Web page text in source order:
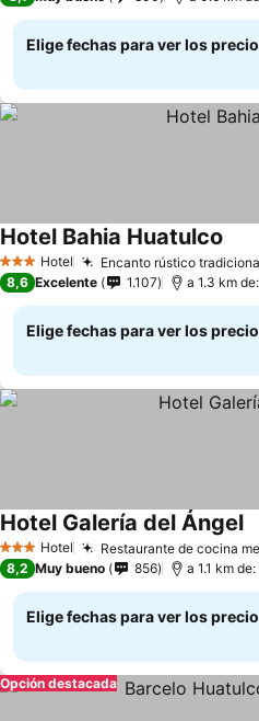
Elige fechas para ver los
3 Estrellas
Hotel Encanto rústico
Hotel Bahia Huatulco
8,6 Excelente 1.107 a 1.3 km
Elige fechas para ver los
3 Estrellas
Hotel Restaurante de cocina
Hotel Galería del Ángel
8,2 Muy bueno 856 a 1.1 km
Elige fechas para ver los
Opción destacada